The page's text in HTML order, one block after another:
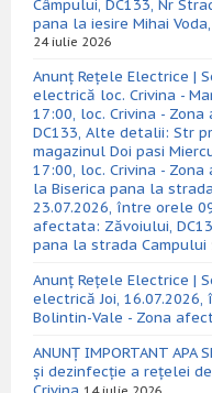
Câmpului, DC133, Nr
pana la iesire Mihai
24 iulie 2026
Anunț Rețele Electrice |
electrică loc. Crivina -
17:00, loc. Crivina -
DC133, Alte detalii: Str
magazinul Doi pasi
17:00, loc. Crivina -
la Biserica pana la
23.07.2026, între orele
afectata: Zăvoiului,
pana la strada Campului
Anunț Rețele Electrice |
electrică Joi,
Bolintin-Vale - Zona
ANUNȚ IMPORTANT
și dezinfecție a rețelei